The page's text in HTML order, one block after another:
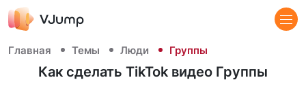
Главная Темы Люди Группы
Как сделать TikTok видео Группы